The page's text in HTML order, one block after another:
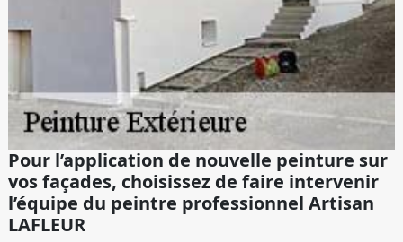
Pour l’application de nouvelle peinture sur
vos façades, choisissez de faire intervenir
l’équipe du peintre professionnel Artisan
LAFLEUR